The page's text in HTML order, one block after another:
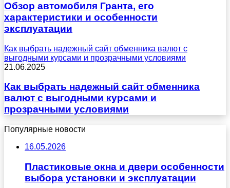
Обзор автомобиля Гранта, его
характеристики и особенности
эксплуатации
Как выбрать надежный сайт обменника валют с
выгодными курсами и прозрачными условиями
21.06.2025
Как выбрать надежный сайт обменника
валют с выгодными курсами и
прозрачными условиями
Популярные новости
16.05.2026
Пластиковые окна и двери особенности
выбора установки и эксплуатации